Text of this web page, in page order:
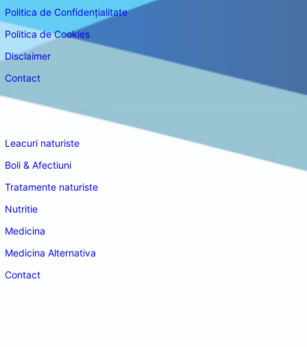
Politica de Confidențialitate
Politica de Cookies
Disclaimer
Contact
Leacuri naturiste
Boli & Afectiuni
Tratamente naturiste
Nutritie
Medicina
Medicina Alternativa
Contact